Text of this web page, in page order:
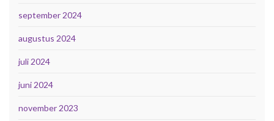
september 2024
augustus 2024
juli 2024
juni 2024
november 2023